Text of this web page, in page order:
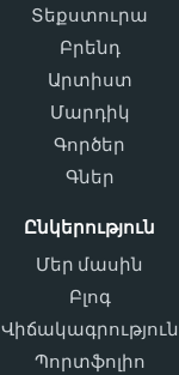
Տեքստուրա
Բրենդ
Արտիստ
Մարդիկ
Գործեր
Գներ
Ընկերություն
Մեր մասին
Բլոգ
Վիճակագրություն
Պորտֆոլիո